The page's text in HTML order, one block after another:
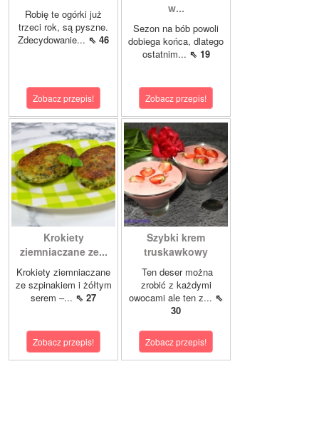
Robię te ogórki już
trzeci rok, są pyszne.
Zdecydowanie... ⇖ 46
Zobacz przepis!
w...
Sezon na bób powoli
dobiega końca, dlatego
ostatnim... ⇖ 19
Zobacz przepis!
Krokiety
ziemniaczane ze...
Krokiety ziemniaczane
ze szpinakiem i żółtym
serem –... ⇖ 27
Zobacz przepis!
Szybki krem
truskawkowy
Ten deser można
zrobić z każdymi
owocami ale ten z... ⇖
30
Zobacz przepis!